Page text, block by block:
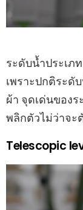
ระดับน้ำประเภ
เพราะปกติระดั
ผ้า จุดเด่นของ
พลิกตัวไม่ว่าจะ
Telescopic